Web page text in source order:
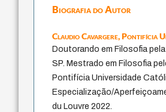
Biografia do Autor
Claudio Cavargere,Pontifícia
Doutorando em Filosofia
SP. Mestrado em Filosofia
Pontifícia Universidade
Especialização/
du Louvre 2022.